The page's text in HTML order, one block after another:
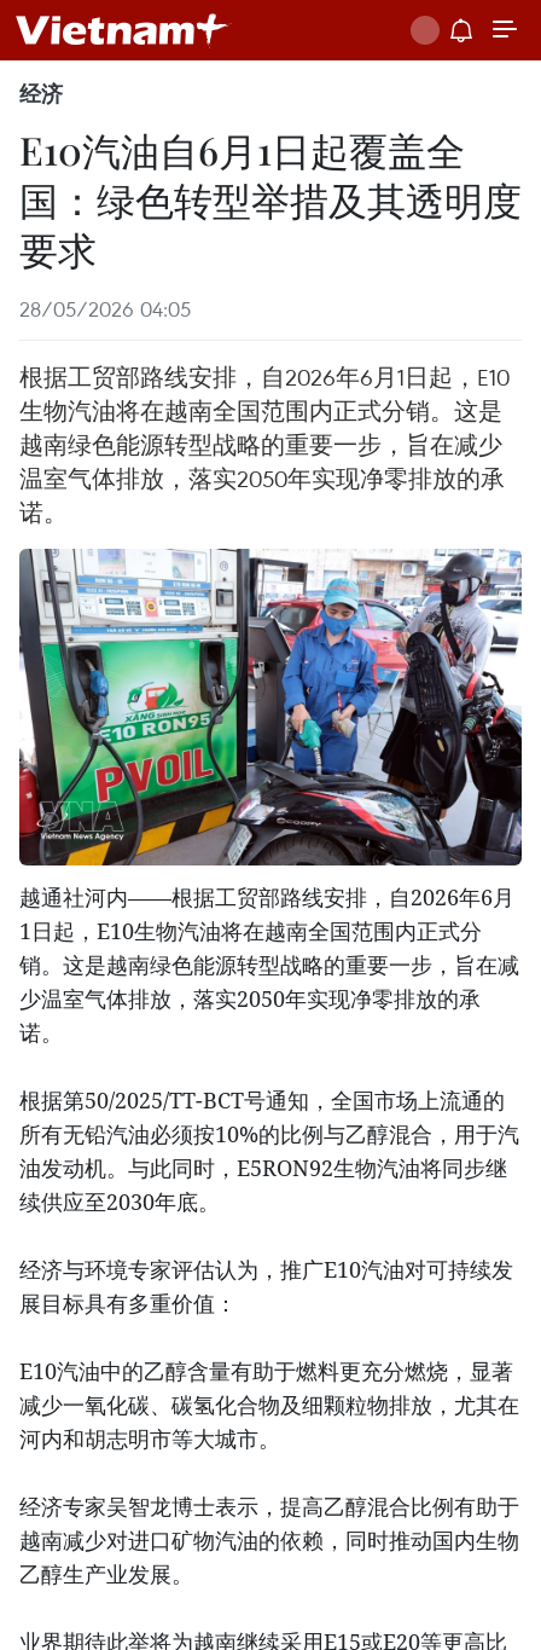
经济
E10汽油自6月1日起覆盖全
国：绿色转型举措及其透明度
要求
28/05/2026 04:05
根据工贸部路线安排，自2026年6月1日起，E10
生物汽油将在越南全国范围内正式分销。这是
越南绿色能源转型战略的重要一步，旨在减少
温室气体排放，落实2050年实现净零排放的承
诺。
越通社河内——根据工贸部路线安排，自2026年6月
1日起，E10生物汽油将在越南全国范围内正式分
销。这是越南绿色能源转型战略的重要一步，旨在减
少温室气体排放，落实2050年实现净零排放的承
诺。
根据第50/2025/TT-BCT号通知，全国市场上流通的
所有无铅汽油必须按10%的比例与乙醇混合，用于汽
油发动机。与此同时，E5RON92生物汽油将同步继
续供应至2030年底。
经济与环境专家评估认为，推广E10汽油对可持续发
展目标具有多重价值：
E10汽油中的乙醇含量有助于燃料更充分燃烧，显著
减少一氧化碳、碳氢化合物及细颗粒物排放，尤其在
河内和胡志明市等大城市。
经济专家吴智龙博士表示，提高乙醇混合比例有助于
越南减少对进口矿物汽油的依赖，同时推动国内生物
乙醇生产业发展。
业界期待此举将为越南继续采用E15或E20等更高比